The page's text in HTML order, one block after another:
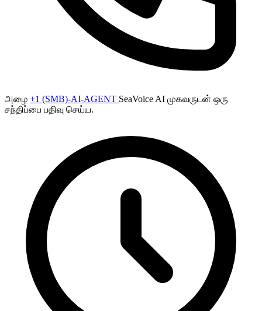
அழை +1 (SMB)-AI-AGENT SeaVoice AI முகவருடன் ஒரு
சந்திப்பை பதிவு செய்ய.